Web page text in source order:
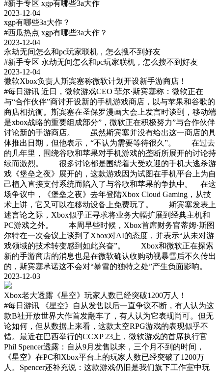
#新手专区 xgp有哪些3a大作
2023-12-04
xgp有哪些3a大作？
#西瓜热点 xgp有哪些3a大作？
2023-12-04
永劫无间怎么和pc玩家联机，怎么搜不到好友
#新手专区 永劫无间怎么和pc玩家联机，怎么搜不到好友
2023-12-04
微软Xbox负责人斯宾塞称微软计划开设新手游商店！
#每日游讯 近日，微软游戏CEO 菲尔·斯宾塞称：微软正在
与“合作伙伴”商讨开设新的手机游戏商店，以与苹果和谷歌的
商店相抗衡。斯宾塞在圣保罗漫画大会上发言时谈到，移动端
是xbox战略的重要组成部分”，微软正在积极努力”与合作伙伴
讨论新的手游商店。 虽然斯宾塞并没有给出这一商店的具
体推出日期，但他表示，“不认为需要等待很久”。 在过去
的几年里，围绕谷歌和苹果对手机游戏的垄断所展开的讨论持
续而激烈。 很多讨论都是围绕着大受欢迎的手机大逃杀游
戏《堡垒之夜》展开的，这款游戏因为试图在手机平台上为自
己植入直接支付系统而陷入了与谷歌和苹果的争执中。 在这
场争议中，《堡垒之夜》去年登陆Xbox Cloud Gaming，从技
术上讲，它又可以在移动设备上免费玩了。 斯宾塞发表上
述言论之际，Xbox似乎正寻求将业务大幅扩展到经典主机和
PC游戏之外。 本周早些时候，Xbox首席财务官蒂姆·斯图
尔特在一次会议上谈到了Xbox对AI的态度，并表示“从未对游
戏领域的技术转变感到如此兴奋”。 Xbox和微软正在探索
新的手游商店的消息也是在微软确认收购动视暴雪后不久传出
的，斯宾塞承诺这不会对“暴雪的独特之处”产生负面影响。
2023-12-03
Xbox老大透露《星空》玩家人数已经突破1200万人！
#每日游讯
《星空》自从发售以后一直争议不断，有人认为这
款B社开放世界大作首发翻车了，有人认为它表现尚可。但无
论如何，但从数据上来看，这款太空RPG游戏的表现似乎不
错。最近在巴西举行的CCXP 23上，微软游戏的首席执行官
Phil Spencer透露：自从9月发售以来，三个月不到的时间，
《星空》在PC和Xbox平台上的玩家人数已经突破了1200万
人。Spencer还补充说：这款游戏仍旧是我们旗下工作室中玩